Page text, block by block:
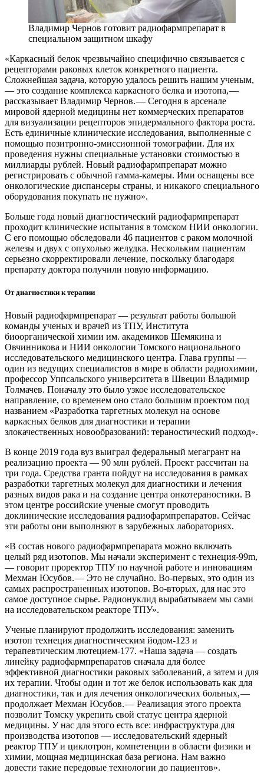
Владимир Чернов готовит радиофармпрепарат в
специальном защитном шкафу
«Каркасный белок чрезвычайно специфично связывается с
рецепторами раковых клеток конкретного пациента.
Сложнейшая задача, которую удалось решить нашим ученым,
— ​это создание комплекса каркасного белка и изотопа, — ​
рассказывает Владимир Чернов. — ​Сегодня в арсенале
мировой ядерной медицины нет коммерческих препаратов
для визуализации рецепторов эпидермального фактора роста.
Есть единичные клинические исследования, выполненные с
помощью позитронно-эмиссионной томографии. Для их
проведения нужны специальные установки стоимостью в
миллиарды рублей. Новый радиофармпрепарат можно
регистрировать с обычной гамма-камеры. Ими оснащены все
онкологические диспансеры страны, и никакого специального
оборудования покупать не нужно».
Больше года новый диагностический радиофармпрепарат
проходит клинические испытания в томском НИИ онкологии.
С его помощью обследовали 46 пациентов с раком молочной
железы и двух с опухолью желудка. Нескольким пациентам
серьезно скорректировали лечение, поскольку благодаря
препарату доктора получили новую информацию.
От диагностики к терапии
Новый радиофармпрепарат — ​результат работы большой
команды ученых и врачей из ТПУ, Института
биоорганической химии им. академиков Шемякина и
Овчинникова и НИИ онкологии Томского национального
исследовательского медицинского центра. Глава группы — ​
один из ведущих специалистов в мире в области радиохимии,
профессор Уппсальского университета в Швеции Владимир
Толмачев. Поначалу это было узкое исследовательское
направление, со временем оно стало большим проектом под
названием «Разработка таргетных молекул на основе
каркасных белков для диагностики и терапии
злокачественных новообразований: тераностический подход».
В конце 2019 года вуз выиграл федеральный мегагрант на
реализацию проекта — ​90 млн рублей. Проект рассчитан на
три года. Средства гранта пойдут на исследования в рамках
разработки таргетных молекул для диагностики и лечения
разных видов рака и на создание центра онкотераностики. В
этом центре российские ученые смогут проводить
доклинические исследования радиофармпрепаратов. Сейчас
эти работы они выполняют в зарубежных лабора­ториях.
«В состав нового радиофармпрепарата можно включать
целый ряд изотопов. Мы начали эксперимент с технеция‑99m,
— ​говорит проректор ТПУ по научной работе и инновациям
Мехман Юсубов. — ​Это не случайно. Во-первых, это один из
самых распространенных изотопов. Во-вторых, для нас это
самое доступное сырье. Радионуклид вырабатываем мы сами
на исследовательском реакторе ТПУ».
Ученые планируют продолжить исследования: заменить
изотоп технеция диагностическим йодом‑123 и
терапевтическим лютецием‑177. «Наша задача — ​создать
линейку радиофармпрепаратов сначала для более
эффективной диагностики раковых заболеваний, а затем и для
их терапии. Чтобы один и тот же белок использовать как для
диагностики, так и для лечения онкологических больных, — ​
продолжает Мехман Юсубов. — ​Реализация этого проекта
позволит Томску укрепить свой статус центра ядерной
медицины. У нас для этого есть все: инфраструктура для
производства изотопов — ​исследовательский ядерный
реактор ТПУ и циклотрон, компетенции в области физики и
химии, мощная медицинская база региона. Нам важно
довести такие передовые технологии до пациентов».